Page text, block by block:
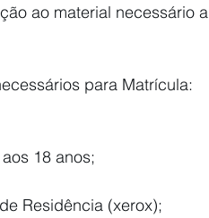
ao material necessário
para Matrícula:
18 anos;
Residência (xerox);